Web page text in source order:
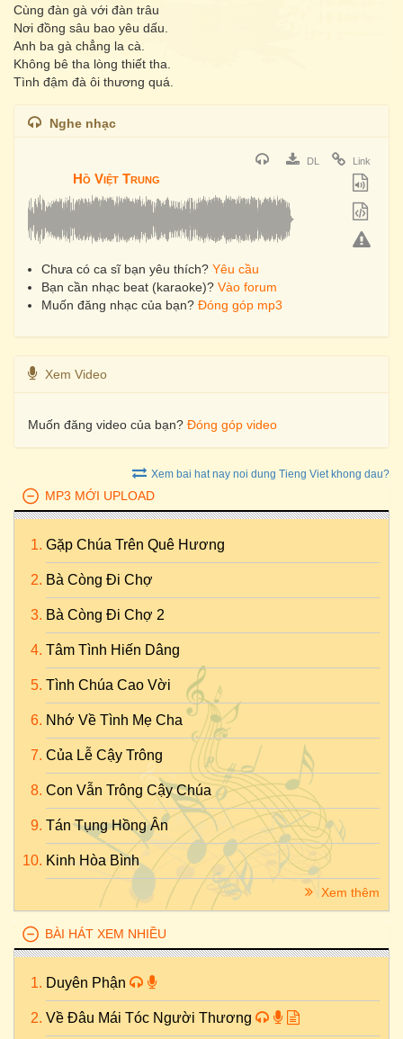
Cùng đàn gà với đàn trâu
Nơi đồng sâu bao yêu dấu.
Anh ba gà chẳng la cà.
Không bê tha lòng thiết tha.
Tình đậm đà ôi thương quá.
Nghe nhạc
DL Link
Hồ Việt Trung
Chưa có ca sĩ bạn yêu thích? Yêu cầu
Bạn cần nhạc beat (karaoke)? Vào forum
Muốn đăng nhạc của bạn? Đóng góp mp3
Xem Video
Muốn đăng video của bạn? Đóng góp video
Xem bai hat nay noi dung Tieng Viet khong dau?
MP3 MỚI UPLOAD
Gặp Chúa Trên Quê Hương
Bà Còng Đi Chợ
Bà Còng Đi Chợ 2
Tâm Tình Hiến Dâng
Tình Chúa Cao Vời
Nhớ Về Tình Mẹ Cha
Của Lễ Cậy Trông
Con Vẫn Trông Cậy Chúa
Tán Tụng Hồng Ân
Kinh Hòa Bình
Xem thêm
BÀI HÁT XEM NHIỀU
Duyên Phận
Về Đâu Mái Tóc Người Thương